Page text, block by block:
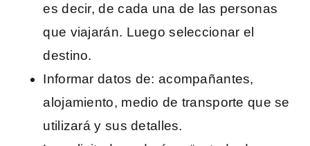
es decir, de cada una de las personas
que viajarán. Luego seleccionar el
destino.
Informar datos de: acompañantes,
alojamiento, medio de transporte que se
utilizará y sus detalles.